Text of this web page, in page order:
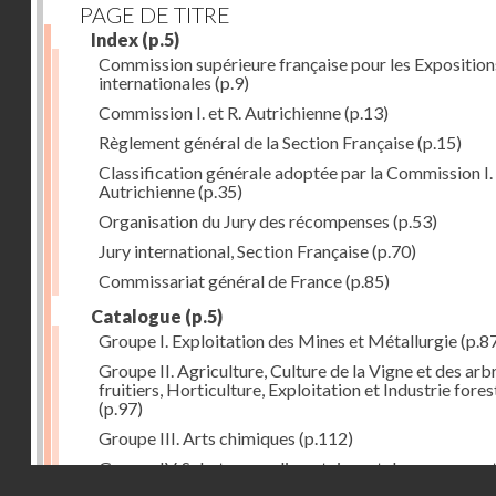
PAGE DE TITRE
Index (p.5)
Commission supérieure française pour les
internationales (p.9)
Commission I. et R. Autrichienne(p.13)
Règlement général de la Section Française(p.15)
Classification générale adoptée par la Commission I.
Autrichienne(p.35)
Organisation du Jury des récompenses (p.53)
Jury international, Section Française(p.70)
Commissariat général de France(p.85)
Catalogue (p.5)
Groupe I. Exploitation des Mines et Métallurgie
Groupe II. Agriculture, Culture de la Vigne et des
fruitiers, Horticulture, Exploitation et Industrie
(p.97)
Groupe III. Arts chimiques (p.112)
Groupe IV. Substances alimentaires et de